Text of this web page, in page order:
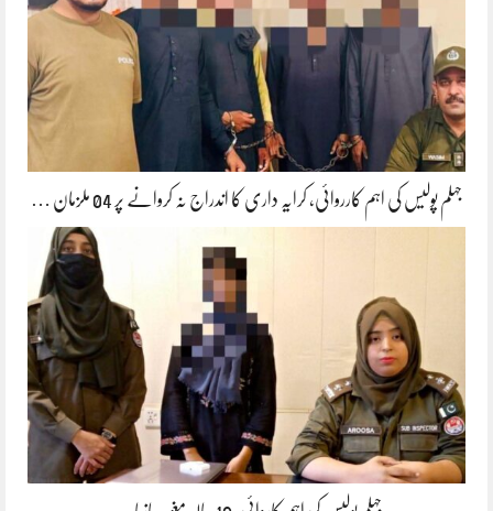
جہلم پولیس کی اہم کارروائی، کرایہ داری کا اندراج نہ کروانے پر 04 ملزمان …